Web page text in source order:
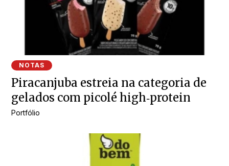
NOTAS
Piracanjuba estreia na categoria de
gelados com picolé high‑protein
Portfólio